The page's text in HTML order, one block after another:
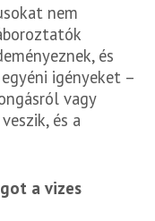
nem
és
igényeket –
vagy
és a
a vizes